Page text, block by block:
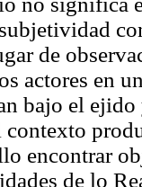
de
actores en
bajo el
encontrar
de lo